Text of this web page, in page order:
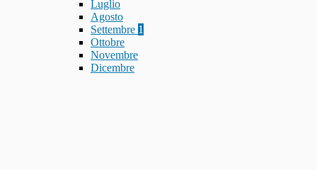
Luglio
Agosto
Settembre 1
Ottobre
Novembre
Dicembre